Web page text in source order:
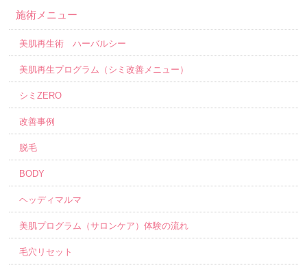
施術メニュー
美肌再生術 ハーバルシー
美肌再生プログラム（シミ改善メニュー）
シミZERO
改善事例
脱毛
BODY
ヘッディマルマ
美肌プログラム（サロンケア）体験の流れ
毛穴リセット